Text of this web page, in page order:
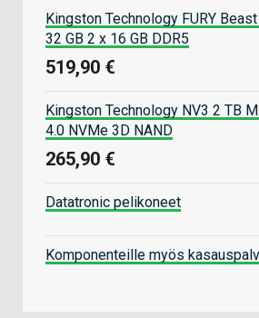
Kingston Technology FURY
32 GB 2 x 16 GB DDR5
519,90 €
Kingston Technology NV3 2 TB
4.0 NVMe 3D NAND
265,90 €
Datatronic pelikoneet
Komponenteille myös